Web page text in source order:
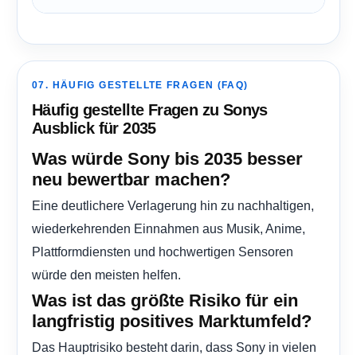
07. HÄUFIG GESTELLTE FRAGEN (FAQ)
Häufig gestellte Fragen zu Sonys
Ausblick für 2035
Was würde Sony bis 2035 besser
neu bewertbar machen?
Eine deutlichere Verlagerung hin zu nachhaltigen,
wiederkehrenden Einnahmen aus Musik, Anime,
Plattformdiensten und hochwertigen Sensoren
würde den meisten helfen.
Was ist das größte Risiko für ein
langfristig positives Marktumfeld?
Das Hauptrisiko besteht darin, dass Sony in vielen